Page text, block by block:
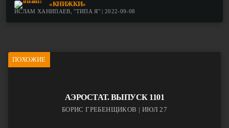
«КНИЖКИ»
ИСЛАМ ХАНИПАЕВ, "ТИПА Я" | 2022-09-08
ПОХОЖИЕ
АЭРОСТАТ. ВЫПУСК 1101
БОРИС ГРЕБЕНЩИКОВ | ИЮЛ 27